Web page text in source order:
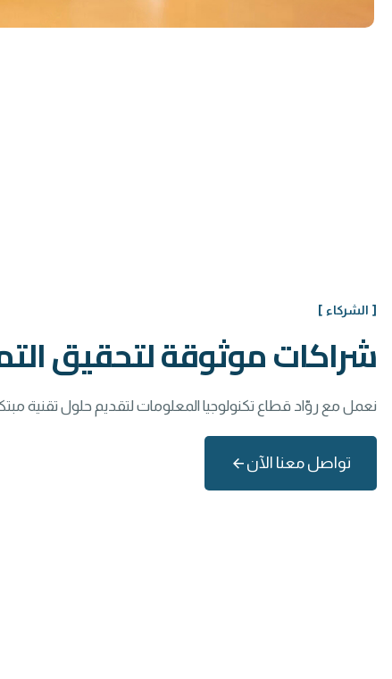
[ الشركاء ]
شراكات موثوقة لتحقيق
نعمل مع روّاد قطاع تكنولوجيا المعلومات لتقديم حلول تقنية
تواصل معنا الآن